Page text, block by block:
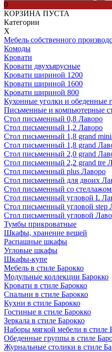
0
КОРЗИНА ПУСТА
Категории
Х
Мебель собственного
Комоды
Кровати
Кровати двухъярусные
Кровати шириной 1200
Кровати шириной 1600
Кровати шириной 800
Кухонные уголки и обеденные
Письменные и компьютерные
Стол письменный 0,8 Лаворо
Стол письменный 1,2 Лаворо
Стол письменный 1,8 grand
Стол письменный 1,8 grand
Стол письменный 2,0 grand
Стол письменный 2,2 grand tre
Стол письменный plus Лаворо
Стол письменный для двоих
Стол письменный со
Стол письменный угловой L
Стол письменный угловой step
Стол письменный угловой
Тумбы прикроватные
Шкафы, хранение вещей
Распашные шкафы
Угловые шкафы
Шкафы-купе
Мебель в стиле Барокко
Модульные коллекции Барокко
Кровати в стиле Барокко
Спальни в стиле Барокко
Кухни в стиле Барокко
Гостиные в стиле Барокко
Зеркала в стиле Барокко
Наборы мягкой мебели в стиле
Обеденные группы в стиле
Журнальные столики в стиле